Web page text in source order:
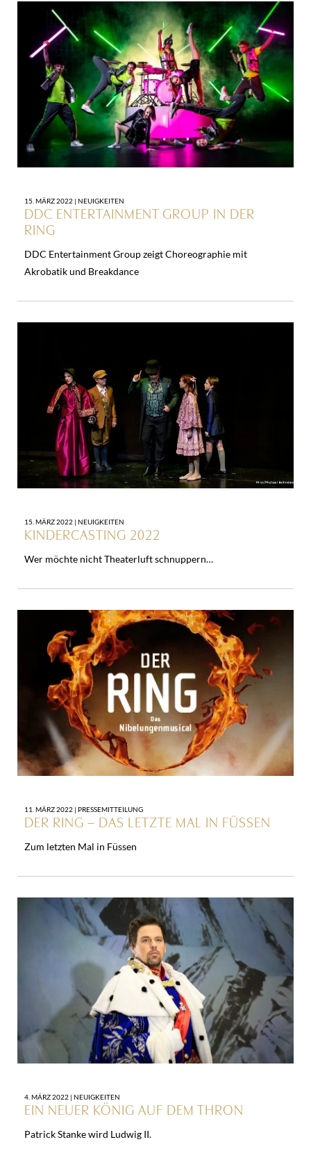
15. MÄRZ 2022 | NEUIGKEITEN
DDC ENTERTAINMENT GROUP IN DER
RING
DDC Entertainment Group zeigt Choreographie mit
Akrobatik und Breakdance
15. MÄRZ 2022 | NEUIGKEITEN
KINDERCASTING 2022
Wer möchte nicht Theaterluft schnuppern…
11. MÄRZ 2022 | PRESSEMITTEILUNG
DER RING – DAS LETZTE MAL IN FÜSSEN
Zum letzten Mal in Füssen
4. MÄRZ 2022 | NEUIGKEITEN
EIN NEUER KÖNIG AUF DEM THRON
Patrick Stanke wird Ludwig II.